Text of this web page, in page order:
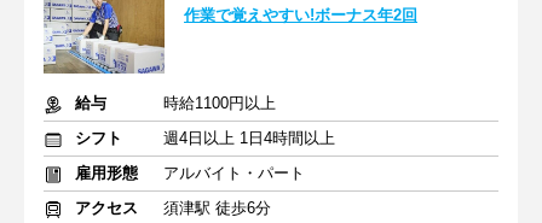
作業で覚えやすい!ボーナス年2回
給与
時給1100円以上
シフト
週4日以上 1日4時間以上
雇用形態
アルバイト・パート
アクセス
須津駅 徒歩6分